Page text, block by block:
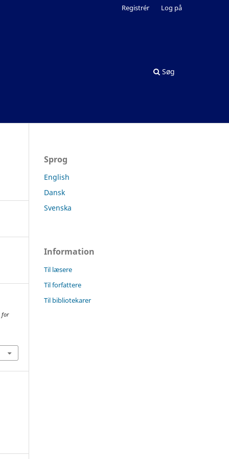
Søg
Registrér Log på
for
Sprog
English
Dansk
Svenska
Information
Til læsere
Til forfattere
Til bibliotekarer